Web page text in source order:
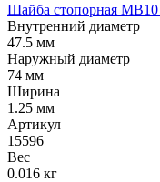
Шайба стопорная
Внутренний диаметр
47.5 мм
Наружный диаметр
74 мм
Ширина
1.25 мм
Артикул
15596
Вес
0.016 кг